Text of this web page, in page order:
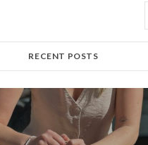
RECENT POSTS